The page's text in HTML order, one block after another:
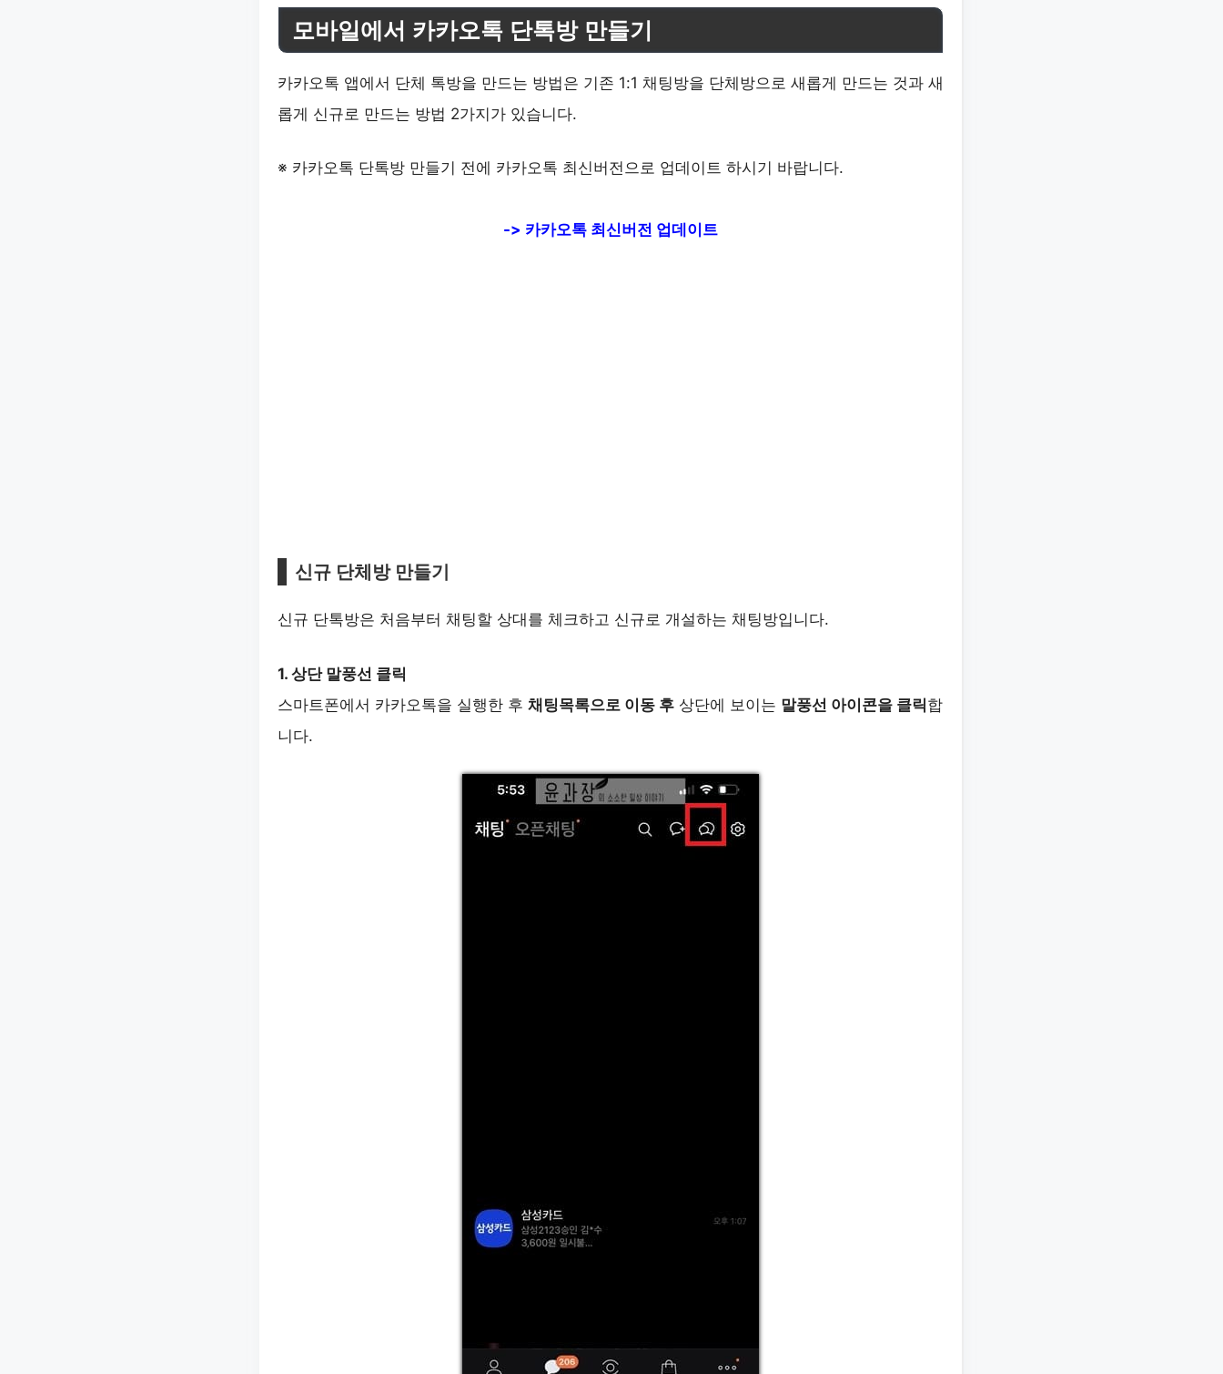
모바일에서 카카오톡 단톡방 만들기
카카오톡 앱에서 단체 톡방을 만드는 방법은 기존 1:1 채팅방을 단체방으로 새롭게 만드는 것과 새
롭게 신규로 만드는 방법 2가지가 있습니다.
※ 카카오톡 단톡방 만들기 전에 카카오톡 최신버전으로 업데이트 하시기 바랍니다.
-> 카카오톡 최신버전 업데이트
신규 단체방 만들기
신규 단톡방은 처음부터 채팅할 상대를 체크하고 신규로 개설하는 채팅방입니다.
1. 상단 말풍선 클릭
스마트폰에서 카카오톡을 실행한 후 채팅목록으로 이동 후 상단에 보이는 말풍선 아이콘을 클릭합
니다.